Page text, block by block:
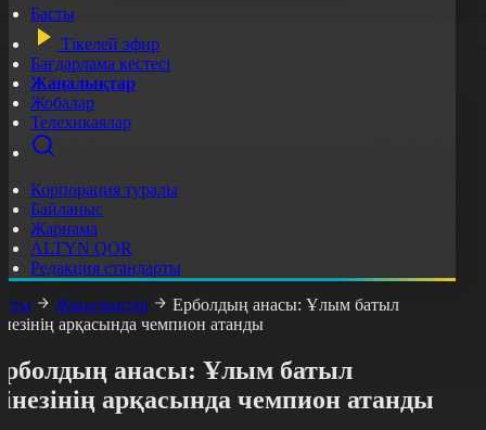
Басты
Тікелей эфир
Бағдарлама кестесі
Жаңалықтар
Жобалар
Телехикаялар
Корпорация туралы
Байланыс
Жарнама
ALTYN QOR
Редакция стандарты
Жаңалықтар
Ерболдың анасы: Ұлым батыл
арқасында чемпион атанды
анасы: Ұлым батыл
арқасында чемпион атанды